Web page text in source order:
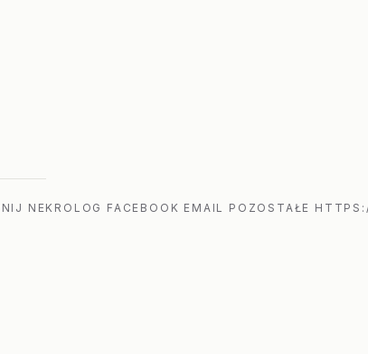
NEKROLOG FACEBOOK EMAIL POZOSTAŁE